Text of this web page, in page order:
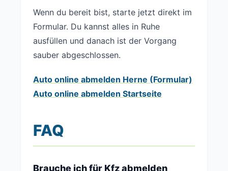
Wenn du bereit bist, starte jetzt direkt im
Formular. Du kannst alles in Ruhe
ausfüllen und danach ist der Vorgang
sauber abgeschlossen.
Auto online abmelden Herne (Formular)
Auto online abmelden Startseite
FAQ
Brauche ich für Kfz abmelden